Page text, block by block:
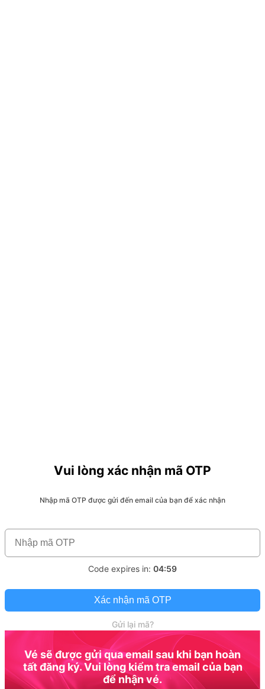
Vui lòng xác nhận mã OTP
Nhập mã OTP được gửi đến email của bạn để xác nhận
Code expires in: 04:59
Xác nhận mã OTP
Gửi lại mã?
Vé sẽ được gửi qua email sau khi bạn hoàn
tất đăng ký. Vui lòng kiểm tra email của bạn
để nhận vé.